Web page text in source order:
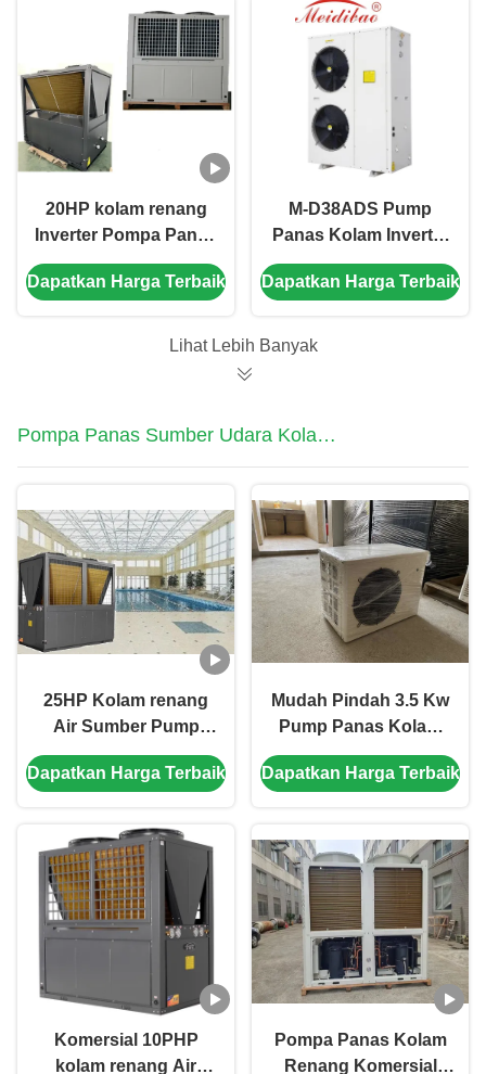
20HP kolam renang
Inverter Pompa Panas
3P 380V 60Hz Power
Supply
Dapatkan Harga Terbaik
M-D38ADS Pump
Panas Kolam Inverter
Penjual Pump Panas
Udara ke Air
Dapatkan Harga Terbaik
Lihat Lebih Banyak
Pompa Panas Sumber Udara Kolam
Renang
25HP Kolam renang
Air Sumber Pump
Panas Efisiensi
Tinggi 21.37kw
Dapatkan Harga Terbaik
Mudah Pindah 3.5 Kw
Pump Panas Kolam
Renang Mini Air
Source Pump Panas
Dapatkan Harga Terbaik
Komersial 10PHP
kolam renang Air
Pompa Panas Kolam
Renang Komersial